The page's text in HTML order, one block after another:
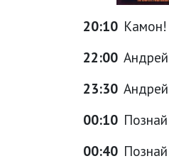
20:10 Камон!
22:00
23:30
00:10
00:40